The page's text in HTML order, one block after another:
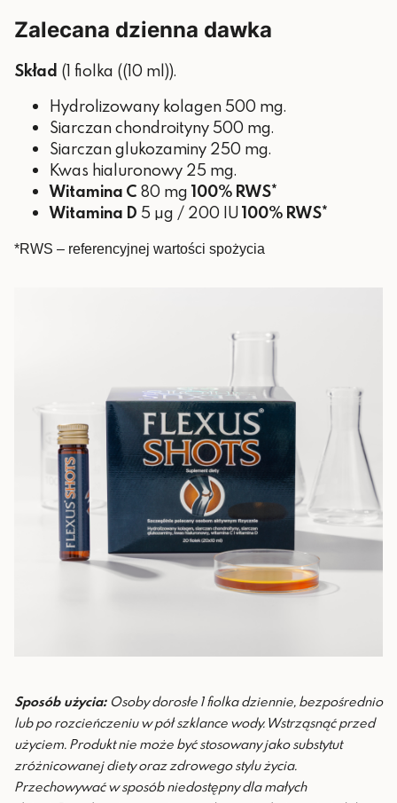
Zalecana dzienna dawka
Skład (1 fiolka ((10 ml)).
Hydrolizowany kolagen 500 mg.
Siarczan chondroityny 500 mg.
Siarczan glukozaminy 250 mg.
Kwas hialuronowy 25 mg.
Witamina C 80 mg 100% RWS*
Witamina D 5 µg / 200 IU100% RWS*
*RWS – referencyjnej wartości spożycia
Sposób użycia: Osoby dorosłe 1 fiolka dziennie, bezpośrednio
lub po rozcieńczeniu w pół szklance wody. Wstrząsnąć przed
użyciem. Produkt nie może być stosowany jako substytut
zróżnicowanej diety oraz zdrowego stylu życia.
Przechowywać w sposób niedostępny dla małych